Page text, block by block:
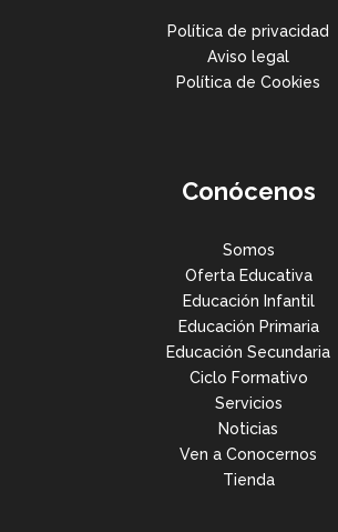
Política de privacidad
Aviso legal
Política de Cookies
Conócenos
Somos
Oferta Educativa
Educación Infantil
Educación Primaria
Educación Secundaria
Ciclo Formativo
Servicios
Noticias
Ven a Conocernos
Tienda